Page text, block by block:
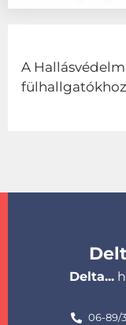
A
fülhallgatókhoz
Delta...
06-89/